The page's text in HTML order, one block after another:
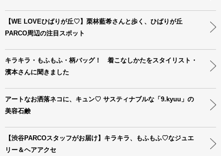
【WE LOVEひばりが丘♡】栗林藍希さんと歩く、ひばりが丘
PARCO周辺の注目スポット
キラキラ・もふもふ・柄バッグ！ 着こなしかたをスタイリスト・
濱本さんに聞きました
アートなお洒落ネコに、キュン♡ サスティナブルな「9.kyuu」の
美容石鹸
【渋谷PARCOスタッフがお届け】キラキラ、もふもふ♡なジュエ
リー＆ヘアアクセ